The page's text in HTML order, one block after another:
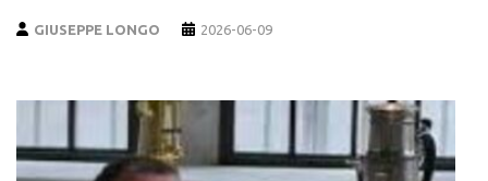
GIUSEPPE LONGO 2026-06-09